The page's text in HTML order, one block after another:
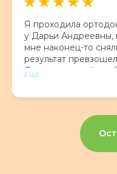
Я проходила
у Дарьи Андреевны,
мне наконец-то
результат
Помимо ровной
тех, кто боится
ЕЩЕ